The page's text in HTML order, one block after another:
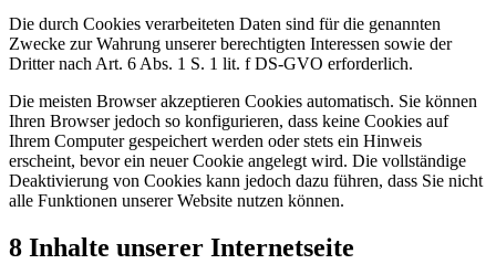
Die durch Cookies verarbeiteten Daten sind für die genannten
Zwecke zur Wahrung unserer berechtigten Interessen sowie der
Dritter nach Art. 6 Abs. 1 S. 1 lit. f DS-GVO erforderlich.
Die meisten Browser akzeptieren Cookies automatisch. Sie können
Ihren Browser jedoch so konfigurieren, dass keine Cookies auf
Ihrem Computer gespeichert werden oder stets ein Hinweis
erscheint, bevor ein neuer Cookie angelegt wird. Die vollständige
Deaktivierung von Cookies kann jedoch dazu führen, dass Sie nicht
alle Funktionen unserer Website nutzen können.
8 Inhalte unserer Internetseite